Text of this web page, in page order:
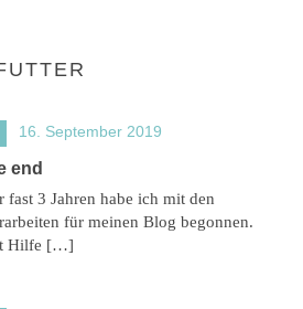
16. September 2019
end
fast 3 Jahren habe ich mit den
für meinen Blog begonnen.
Hilfe […]